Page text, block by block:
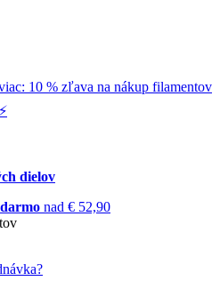
10 % zľava na nákup filamentov
dielov
nad € 52,90